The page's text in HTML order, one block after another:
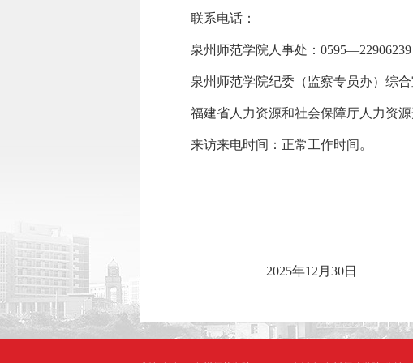
联系电话：
泉州师范学院 人事处： 0595—22906239
泉州师范学院纪委（监察专员办）综合
福建省人力资源和社会保障厅人力资源
来访来电时间：正常工作时间。
2025年12 月 30日